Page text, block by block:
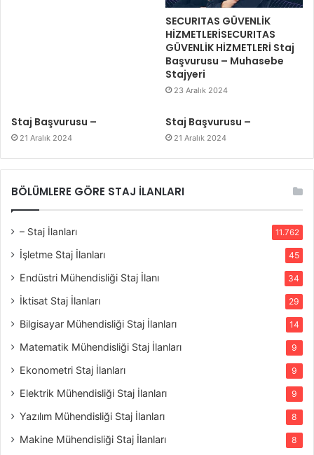
SECURITAS GÜVENLİK
HİZMETLERİSECURITAS
GÜVENLİK HİZMETLERİ Staj
Başvurusu – Muhasebe
Stajyeri
23 Aralık 2024
Staj Başvurusu –
21 Aralık 2024
Staj Başvurusu –
21 Aralık 2024
BÖLÜMLERE GÖRE STAJ İLANLARI
– Staj İlanları 11.762
İşletme Staj İlanları 45
Endüstri Mühendisliği Staj İlanı 34
İktisat Staj İlanları 29
Bilgisayar Mühendisliği Staj İlanları 14
Matematik Mühendisliği Staj İlanları 9
Ekonometri Staj İlanları 9
Elektrik Mühendisliği Staj İlanları 9
Yazılım Mühendisliği Staj İlanları 8
Makine Mühendisliği Staj İlanları 8